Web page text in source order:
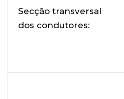
Secção transversal
dos condutores: